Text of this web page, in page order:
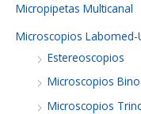
Micropipetas Multicanal
Microscopios Labomed-
Estereoscopios
Microscopios
Microscopios